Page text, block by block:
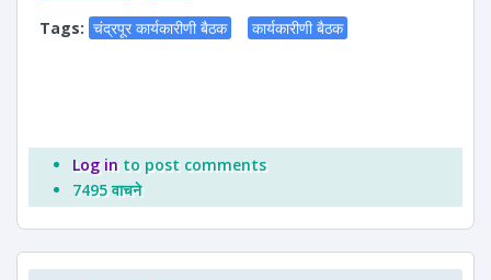
Tags: चंद्रपूर कार्यकारीणी बैठक कार्यकारीणी बैठक
Log in to post comments
7495 वाचने